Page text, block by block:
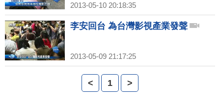
2013-05-10 20:18:35
李安回台 為台灣影視產業發聲
2013-05-09 21:17:25
< 1 >